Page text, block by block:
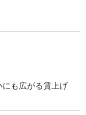
も広がる賃上げ